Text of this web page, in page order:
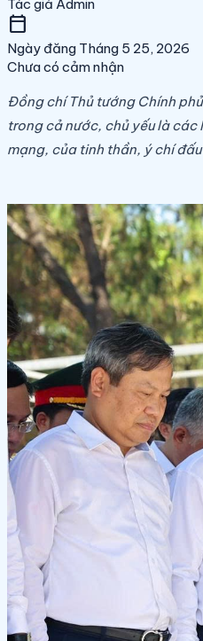
Tác giả Admin
calendar_today
Ngày đăng Tháng 5 25, 2026
Chưa có cảm nhận
Đồng chí Thủ tướng Chính
trong cả nước, chủ yếu là
mạng, của tinh thần, ý chí